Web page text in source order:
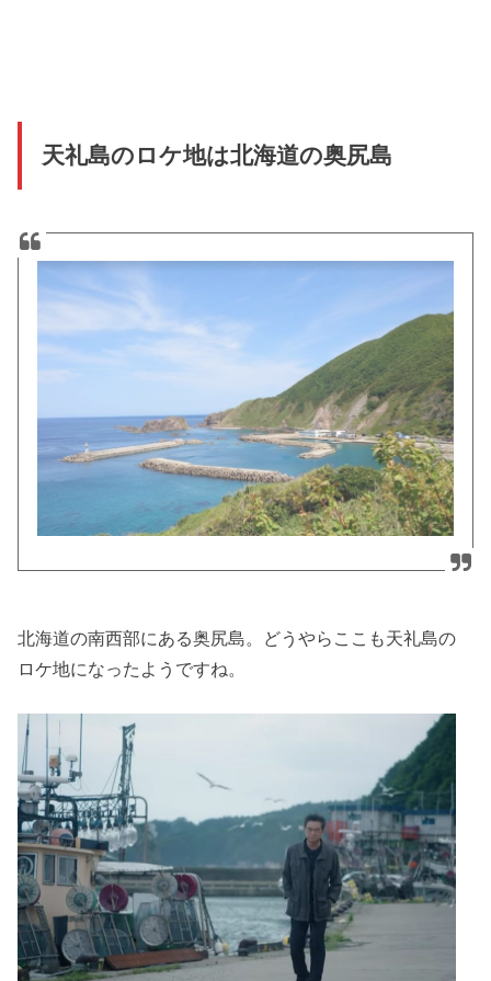
天礼島のロケ地は北海道の奥尻島
北海道の南西部にある奥尻島。どうやらここも天礼島の
ロケ地になったようですね。